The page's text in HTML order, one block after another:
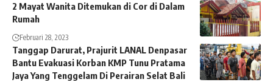
2 Mayat Wanita Ditemukan di Cor di Dalam
Rumah
Februari 28, 2023
Tanggap Darurat, Prajurit LANAL Denpasar
Bantu Evakuasi Korban KMP Tunu Pratama
Jaya Yang Tenggelam Di Perairan Selat Bali